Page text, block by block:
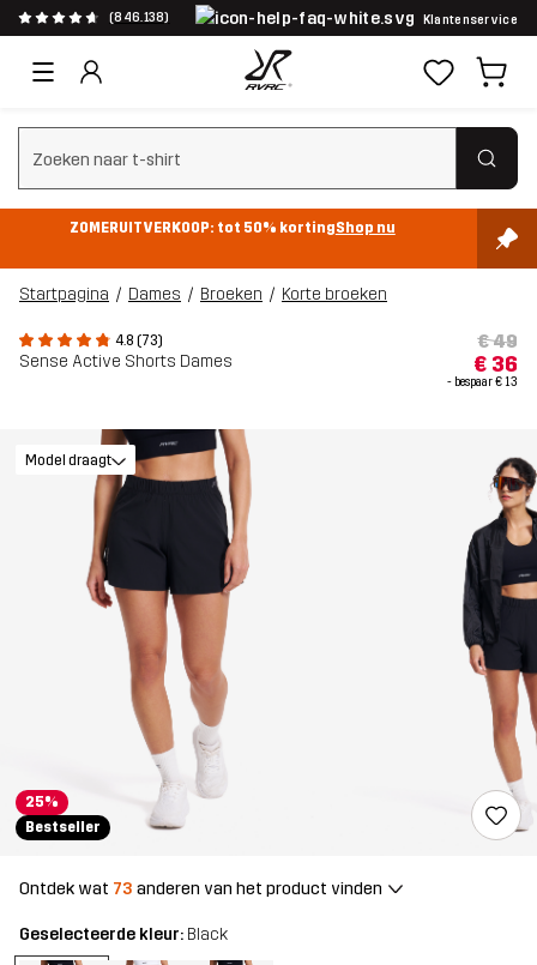
(846.138) Klantenservice
Zoeken wissen
ZOMERUITVERKOOP: tot 50% kortingShop nu
Startpagina Dames Broeken Korte broeken
4.8 (73)
Sense Active Shorts Dames
€ 49
€ 36
- bespaar€ 13
25%
Bestseller
Model draagt
Ontdek wat 73 anderen van het product vinden
Geselecteerde kleur: Black